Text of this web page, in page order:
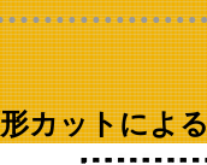
カットによ